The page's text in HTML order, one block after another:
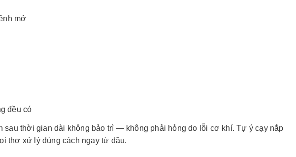
mở
đều có
thời gian dài không bảo trì — không phải hỏng do lỗi cơ khí. Tự ý cạy nắp
thợ xử lý đúng cách ngay từ đầu.